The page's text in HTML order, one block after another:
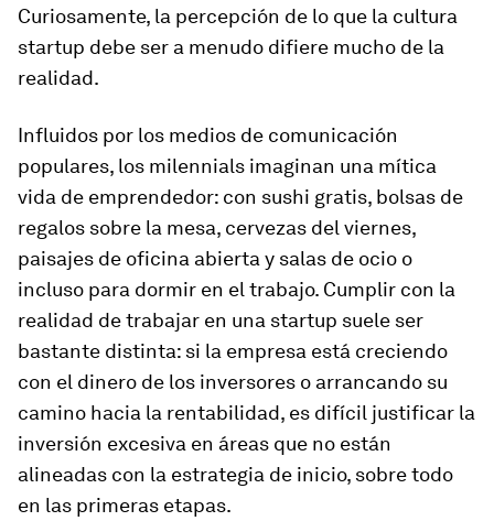
Curiosamente, la percepción de lo que la cultura
startup debe ser a menudo difiere mucho de la
realidad.
Influidos por los medios de comunicación
populares, los milennials imaginan una mítica
vida de emprendedor: con sushi gratis, bolsas de
regalos sobre la mesa, cervezas del viernes,
paisajes de oficina abierta y salas de ocio o
incluso para dormir en el trabajo. Cumplir con la
realidad de trabajar en una startup suele ser
bastante distinta: si la empresa está creciendo
con el dinero de los inversores o arrancando su
camino hacia la rentabilidad, es difícil justificar la
inversión excesiva en áreas que no están
alineadas con la estrategia de inicio, sobre todo
en las primeras etapas.